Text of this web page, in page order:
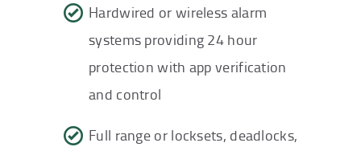
Hardwired or wireless alarm
systems providing 24 hour
protection with app verification
and control
Full range or locksets, deadlocks,